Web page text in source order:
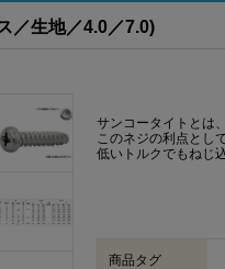
／生地／4.0／7.0)
サンコータイトとは
このネジの利点とし
低いトルクでもねじ
商品タグ